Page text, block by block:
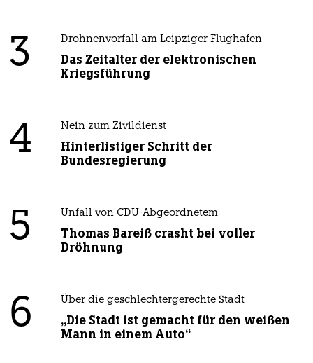
3 Drohnenvorfall am Leipziger Flughafen
Das Zeitalter der elektronischen
Kriegsführung
4 Nein zum Zivildienst
Hinterlistiger Schritt der
Bundesregierung
5 Unfall von CDU-Abgeordnetem
Thomas Bareiß crasht bei voller
Dröhnung
6 Über die geschlechtergerechte Stadt
„Die Stadt ist gemacht für den weißen
Mann in einem Auto“